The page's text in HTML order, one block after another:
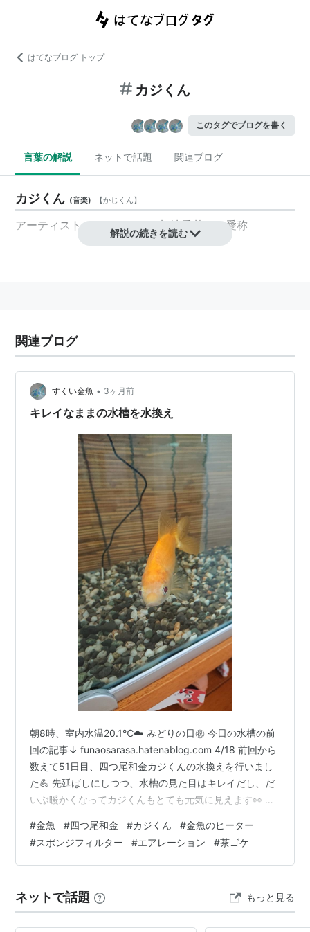
はてなブログ トップ
カジくん
このタグでブログを書く
言葉の解説 ネットで話題 関連ブログ
カジくん (音楽) 【かじくん】
アーティスト カジヒデキ（加地秀基）の愛称
解説の続きを読む
関連ブログ
すくい金魚 • 3ヶ月前
キレイなままの水槽を水換え
朝8時、室内水温20.1℃☁️ みどりの日㊗️ 今日の水槽の前
回の記事↓ funaosarasa.hatenablog.com 4/18 前回から
数えて51日目、四つ尾和金カジくんの水換えを行いまし
た💪 先延ばしにしつつ、水槽の見た目はキレイだし、だ
いぶ暖かくなってカジくんもとても元気に見えます👀 ま
👋 水温が十分上がってすでに稼働してないヒーター 水換
えポンプで砂利掃除していてもフンゴミが吸い上がるの
がほとんど見えず、実にキレイな感じ😳 カジくんがしっ
いした後の排水にはかなりカスが溜まってた…
#金魚 #四つ尾和金 #カジくん #金魚のヒーター
#スポンジフィルター #エアレーション #茶ゴケ
ネットで話題 もっと見る